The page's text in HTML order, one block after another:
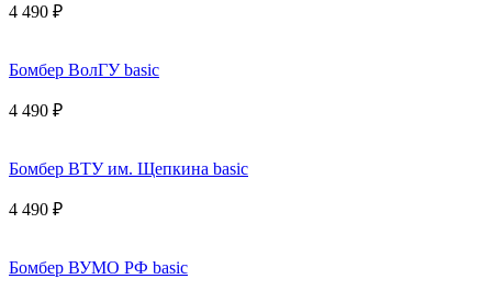
4 490 ₽
Бомбер ВолГУ basic
4 490 ₽
Бомбер ВТУ им. Щепкина basic
4 490 ₽
Бомбер ВУМО РФ basic